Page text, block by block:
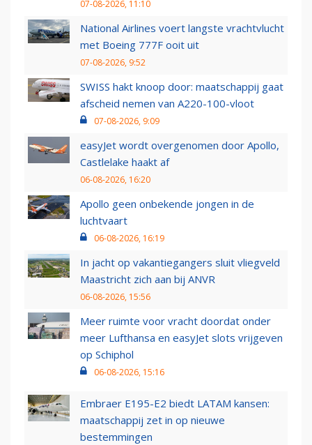
07-08-2026, 11:10
National Airlines voert langste vrachtvlucht
met Boeing 777F ooit uit
07-08-2026, 9:52
SWISS hakt knoop door: maatschappij gaat
afscheid nemen van A220-100-vloot
07-08-2026, 9:09
easyJet wordt overgenomen door Apollo,
Castlelake haakt af
06-08-2026, 16:20
Apollo geen onbekende jongen in de
luchtvaart
06-08-2026, 16:19
In jacht op vakantiegangers sluit vliegveld
Maastricht zich aan bij ANVR
06-08-2026, 15:56
Meer ruimte voor vracht doordat onder
meer Lufthansa en easyJet slots vrijgeven
op Schiphol
06-08-2026, 15:16
Embraer E195-E2 biedt LATAM kansen:
maatschappij zet in op nieuwe
bestemmingen